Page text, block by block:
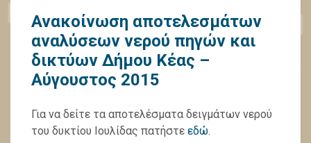
Ανακοίνωση αποτελεσμάτων
αναλύσεων νερού πηγών και
δικτύων Δήμου Κέας –
Αύγουστος 2015
Για να δείτε τα αποτελέσματα δειγμάτων νερού
του δυκτίου Ιουλίδας πατήστε εδώ.